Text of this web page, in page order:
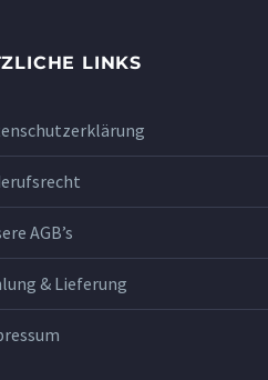
LINKS
AGB’s
& Lieferung